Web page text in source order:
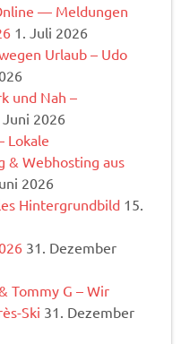
— Meldungen
1. Juli 2026
Urlaub – Udo
und Nah –
Juni 2026
Lokale
& Webhosting aus
2026
Hintergrundbild 15.
31. Dezember
Tommy G – Wir
Ski 31. Dezember